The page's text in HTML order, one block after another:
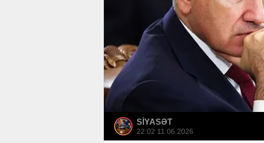
SİYASƏT
22:02 11.06.2026